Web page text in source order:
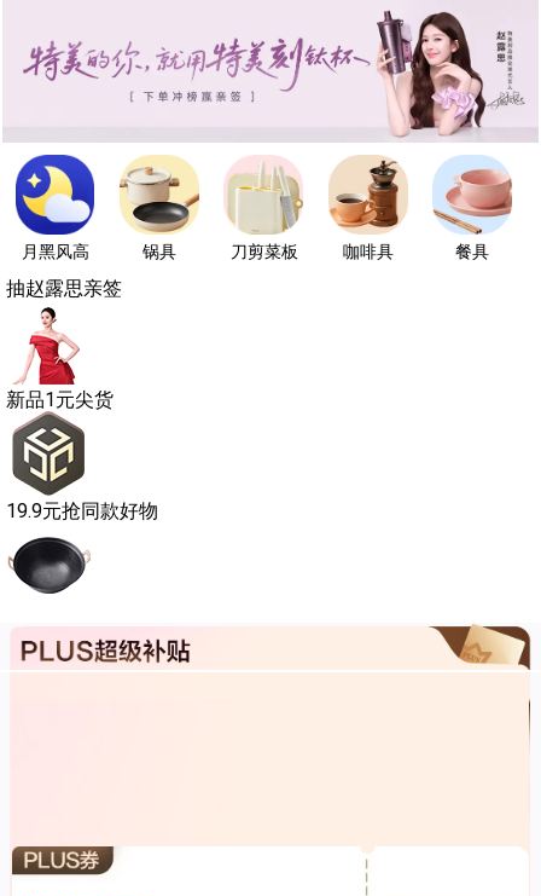
月黑风高 锅具 刀剪菜板 咖啡具 餐具
抽赵露思亲签
新品1元尖货
19.9元抢同款好物